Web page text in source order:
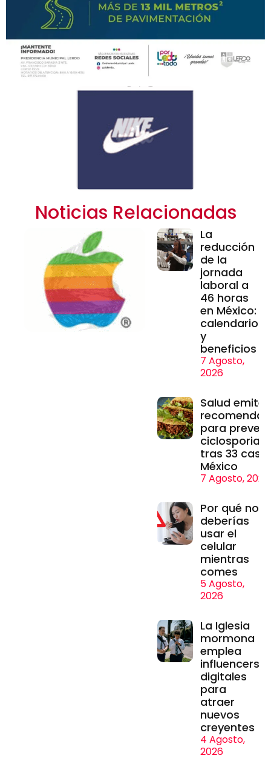
Noticias Relacionadas
La
reducción
de la
jornada
laboral a
46 horas
en México:
calendario
y
beneficios
7 Agosto,
2026
Salud emite
para
tras 33
México
7 Agosto, 2026
Por qué no
deberías
usar el
celular
mientras
comes
5 Agosto,
2026
La Iglesia
mormona
emplea
influencers
digitales
para
atraer
nuevos
creyentes
4 Agosto,
2026